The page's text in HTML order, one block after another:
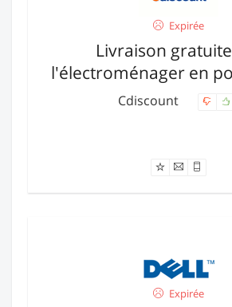
Expirée
Livraison
l'électroménager en
Cdiscount
Expirée